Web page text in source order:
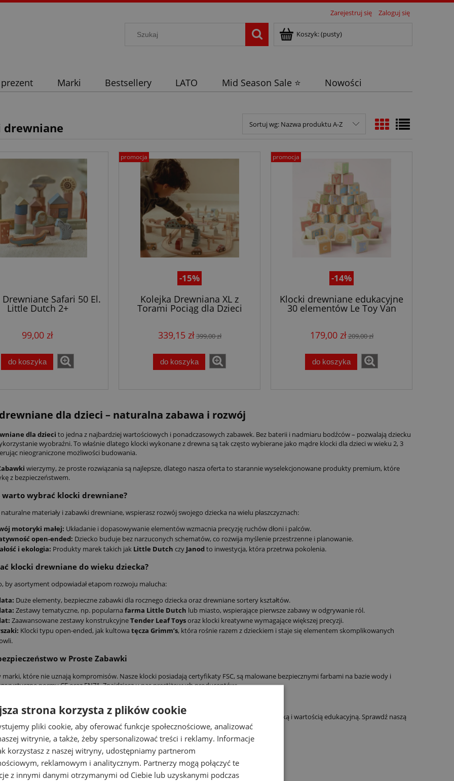
Zarejestruj się Zaloguj się
Koszyk:(pusty)
Marki Bestsellery LATO Mid Season Sale ⭐ Nowości
drewniane Sortuj wg: Nazwa produktu A-Z
Safari 50 El.
Little Dutch 2+
99,00 zł
do koszyka
-15%
Kolejka Drewniana XL z
Torami Pociąg dla Dzieci
Little Dutch 3+ (100+ el.)
339,15 zł399,00 zł
do koszyka
promocja
-14%
Klocki drewniane edukacyjne
30 elementów Le Toy Van
179,00 zł209,00 zł
do koszyka
promocja
dla dzieci – naturalna zabawa i rozwój
dla dzieci to jedna z najbardziej wartościowych i ponadczasowych zabawek. Bez baterii i nadmiaru bodźców – pozwalają dziecku
wyobraźni. To właśnie dlatego klocki wykonane z drewna są tak często wybierane jako mądre klocki dla dzieci w wieku 2, 3
nieograniczone możliwości budowania.
wierzymy, że proste rozwiązania są najlepsze, dlatego nasza oferta to starannie wyselekcjonowane produkty premium, które
z bezpieczeństwem.
warto wybrać klocki drewniane?
materiały i zabawki drewniane, wspierasz rozwój swojego dziecka na wielu płaszczyznach:
motoryki małej: Układanie i dopasowywanie elementów wzmacnia precyzję ruchów dłoni i palców.
open-ended: Dziecko buduje bez narzuconych schematów, co rozwija myślenie przestrzenne i planowanie.
i ekologia: Produkty marek takich jak Little Dutch czy Janodto inwestycja, która przetrwa pokolenia.
klocki drewniane do wieku dziecka?
by asortyment odpowiadał etapom rozwoju malucha:
Duże elementy, bezpiecznezabawki dla rocznego dziecka oraz drewniane sortery kształtów.
Zestawy tematyczne, np. popularna farma Little Dutch lub miasto, wspierające pierwsze zabawy w odgrywanie ról.
Zaawansowane zestawy konstrukcyjneTender Leaf Toysoraz klocki kreatywne wymagające większej precyzji.
Klocki typu open-ended, jak kultowa tęcza Grimm’s, która rośnie razem z dzieckiem i staje się elementem skomplikowanych
w Proste Zabawki
które nie uznają kompromisów. Nasze klocki posiadają certyfikaty FSC, są malowane bezpiecznymi farbami na bazie wody i
normy CE oraz EN71. Znajdziesz u nas prestiżowych producentów:
upominku? Drewniane klocki to sprawdzony pomysł na prezent, który zachwyca estetyką i wartością edukacyjną. Sprawdź naszą
na naturalną radość z tworzenia!
strona korzysta z plików cookie
pliki cookie, aby oferować funkcje społecznościowe, analizować
witrynie, a także, żeby spersonalizować treści i reklamy. Informacje
korzystasz z naszej witryny, udostępniamy partnerom
reklamowym i analitycznym. Partnerzy mogą połączyć te
z innymi danymi otrzymanymi od Ciebie lub uzyskanymi podczas